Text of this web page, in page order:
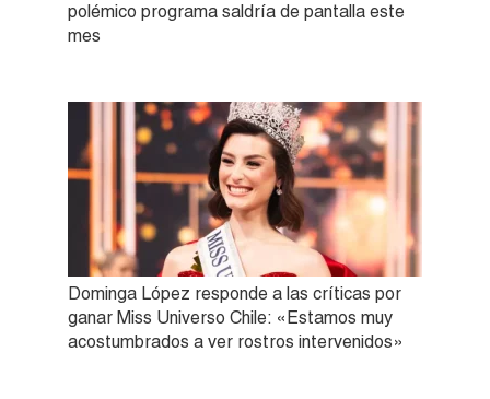
polémico programa saldría de pantalla este
mes
Dominga López responde a las críticas por
ganar Miss Universo Chile: «Estamos muy
acostumbrados a ver rostros intervenidos»